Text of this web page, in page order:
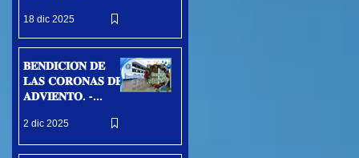
05/12/2025
18 dic 2025
𝐁𝐄𝐍𝐃𝐈𝐂𝐈𝐎́𝐍 𝐃𝐄
𝐋𝐀𝐒 𝐂𝐎𝐑𝐎𝐍𝐀𝐒 𝐃𝐄
𝐀𝐃𝐕𝐈𝐄𝐍𝐓𝐎. -
01/12/2025
2 dic 2025